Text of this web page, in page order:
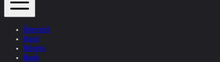
Österreich
Irland
Helvetia
Musik